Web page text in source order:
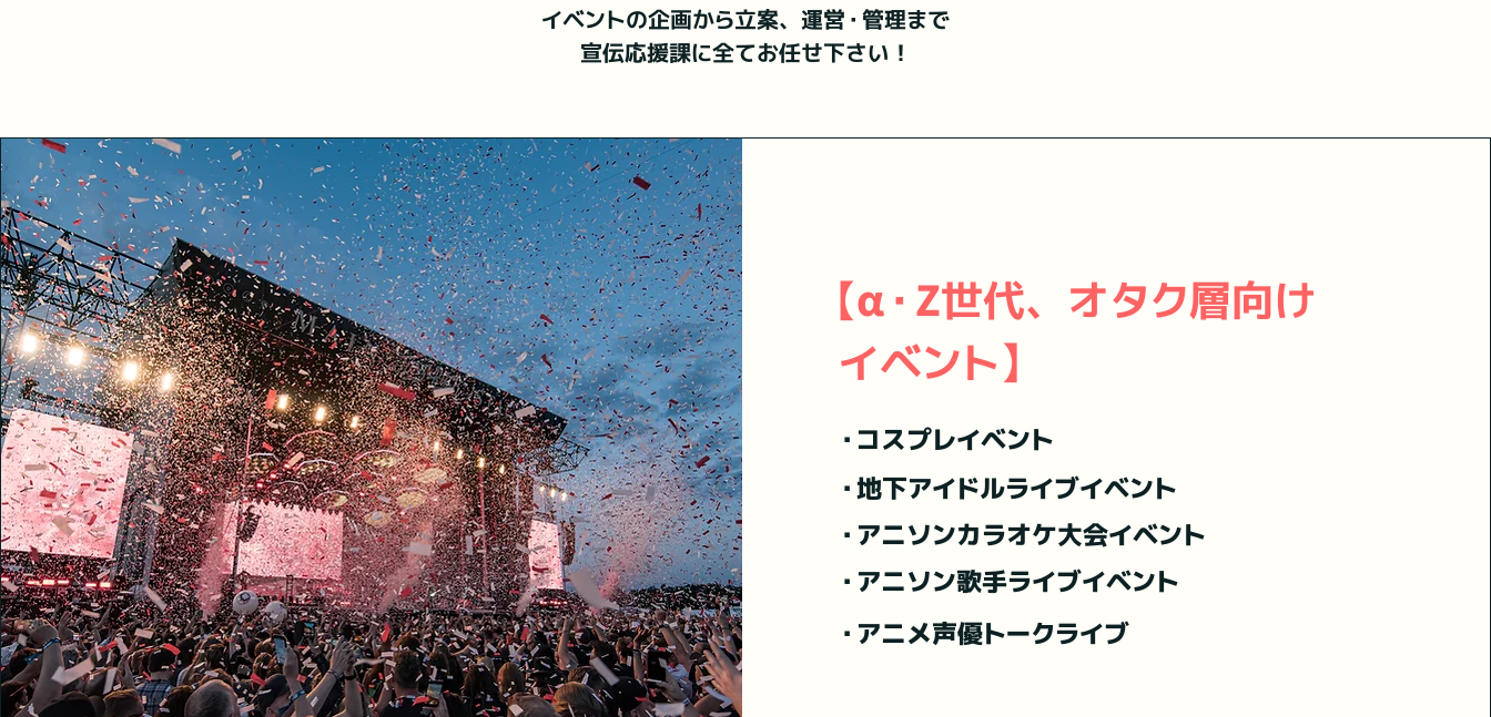
イベントの企画から立案、運営・管理まで
宣伝応援課に全てお任せ下さい！
【α・Z世代、オタク層向け
イベント】
・コスプレイベント
・地下アイドルライブイベント
・アニソンカラオケ大会イベント
・アニソン歌手ライブイベント
・アニメ声優トークライブ